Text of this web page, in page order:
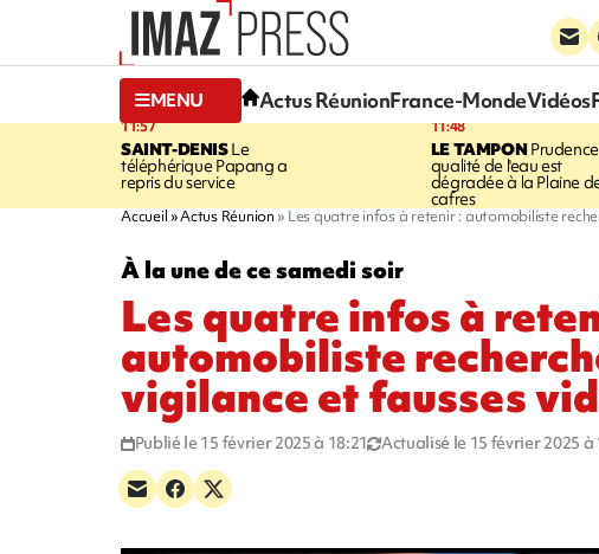
MENU Actus RéunionFrance-MondeVidéos
11:57
SAINT-DENISLe
téléphérique Papang a
repris du service
11:48
LE TAMPON
qualité de l'eau est
dégradée à la Plaine
cafres
Accueil Actus Réunion Les quatre infos à retenir : automobiliste
À la une de ce samedi soir
Les quatre infos à
automobiliste
vigilance et fausses
Publié le 15 février 2025 à 18:21 Actualisé le 15 février 2025 à